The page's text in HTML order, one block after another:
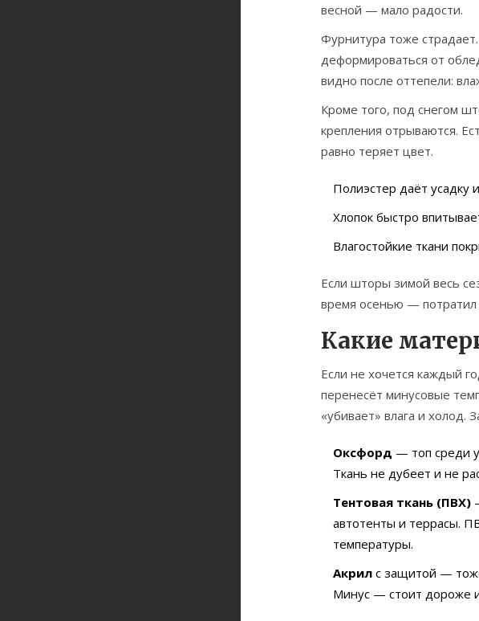
весной — мало радости.
Фурнитура тоже
деформироваться от
видно после оттепели:
Кроме того, под снегом
крепления отрываются.
равно теряет цвет.
Полиэстер даёт усадку
Хлопок быстро
Влагостойкие ткани
Если шторы зимой весь
время осенью — потратил
Какие
Если не хочется каждый
перенесёт минусовые
«убивает» влага и
Оксфорд — топ среди
Ткань не дубеет и не
Тентовая ткань (ПВХ)
автотенты и террасы.
температуры.
Акрил с защитой —
Минус — стоит дороже